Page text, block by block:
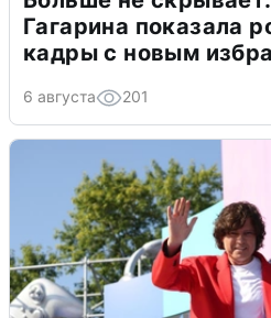
Гагарина показала
кадры с новым
6 августа 201